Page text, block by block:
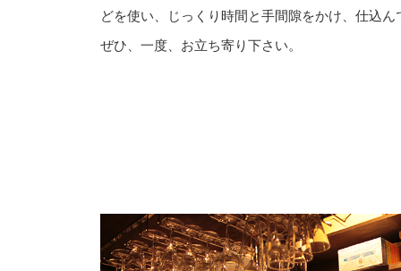
どを使い、じっくり時間と手間隙をかけ、仕込ん
ぜひ、一度、お立ち寄り下さい。